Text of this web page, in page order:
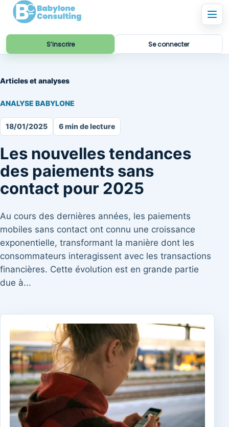
S’inscrire Se connecter
Articles et analyses
ANALYSE BABYLONE
18/01/2025 6 min de lecture
Les nouvelles tendances
des paiements sans
contact pour 2025
Au cours des dernières années, les paiements
mobiles sans contact ont connu une croissance
exponentielle, transformant la manière dont les
consommateurs interagissent avec les transactions
financières. Cette évolution est en grande partie
due à...